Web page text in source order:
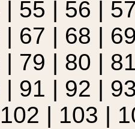
| 55 | 56 |
| 67 | 68 |
| 79 | 80 |
| 91 | 92 |
102 | 103 |